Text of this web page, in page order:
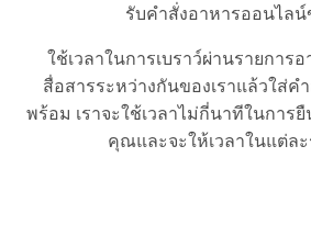
รับคำสั่งอาหารออนไล
ใช้เวลาในการเบราว์ผ่านรายการ
สื่อสารระหว่างกันของเราแล้วใส่ค
พร้อม เราจะใช้เวลาไม่กี่นาทีในการ
คุณและจะให้เวลาในแต่ล